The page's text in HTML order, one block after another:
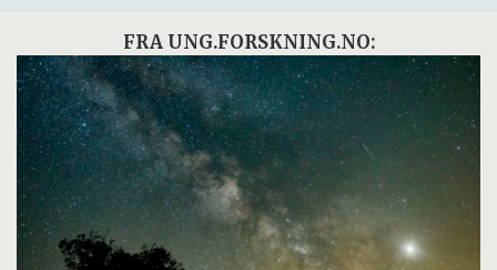
FRA UNG.FORSKNING.NO: